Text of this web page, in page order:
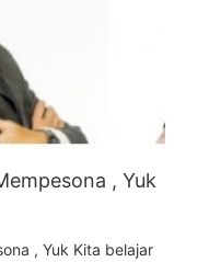
, Yuk
, Yuk Kita belajar